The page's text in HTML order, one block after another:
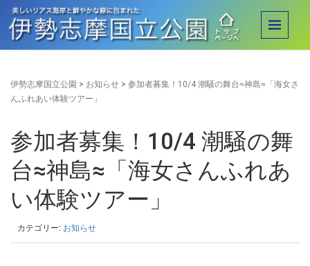
伊勢志摩国立公園 > お知らせ > 参加者募集！10/4 潮騒の舞台≈神島≈「海女さ
んふれあい体験ツアー」
参加者募集！10/4 潮騒の舞
台≈神島≈「海女さんふれあ
い体験ツアー」
カテゴリー: お知らせ